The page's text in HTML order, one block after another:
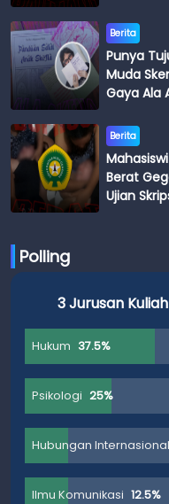
Berita
Punya
Muda
Gaya Ala
Berita
Berat
Ujian
Polling
3 Jurusan
Hukum 37.5%
Psikologi 25%
Hubungan Internasional
Ilmu Komunikasi 12.5%